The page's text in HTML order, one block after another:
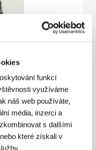
funkcí
využíváme
náš web používáte,
média, inzerci a
s dalšími
které získali v
katedru
FAMU a jako
Febio, především
či 12 odvážných.
pro Českou
mimo jiné i
kteří se